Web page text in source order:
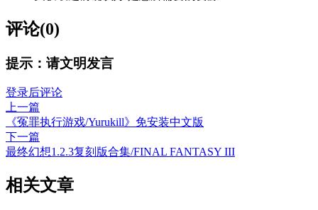
评论(0)
提示：请文明发言
登录后评论
上一篇
《冤罪执行游戏/Yurukill》免安装中文版
下一篇
最终幻想1.2.3复刻版合集/FINAL FANTASY III
相关文章